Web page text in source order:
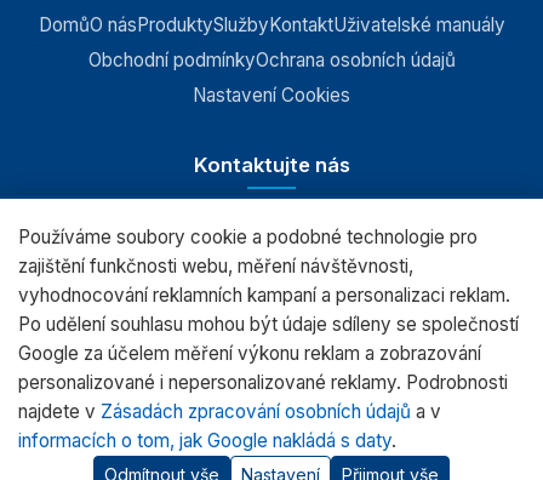
DomůO násProduktySlužbyKontaktUživatelské manuály
Obchodní podmínkyOchrana osobních údajů
Nastavení Cookies
Kontaktujte nás
RADWAG CZ s.r.o., Šumperk
+420 583 210 016
obchod@radwag.cz
(PO - PÁ) 7:00 - 15:30
Používáme soubory cookie a podobné technologie pro
zajištění funkčnosti webu, měření návštěvnosti,
vyhodnocování reklamních kampaní a personalizaci reklam.
Po udělení souhlasu mohou být údaje sdíleny se společností
Google za účelem měření výkonu reklam a zobrazování
personalizované i nepersonalizované reklamy. Podrobnosti
najdete v Zásadách zpracování osobních údajů a v
informacích o tom, jak Google nakládá s daty.
Odmítnout vše Nastavení Přijmout vše